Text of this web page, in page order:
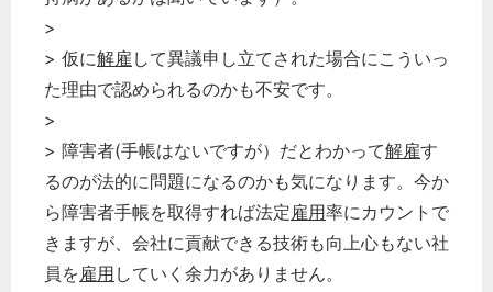
>
> 仮に解雇 して異議申し立てされた場合にこういっ
た理由で認められるのかも不安です。
>
> 障害者(手帳はないですが）だとわかって解雇す
るのが法的に問題になるのかも気になります。今か
ら障害者手帳を取得すれば法定雇用率にカウントで
きますが、会社に貢献できる技術も向上心もない社
員を雇用 していく余力がありません。